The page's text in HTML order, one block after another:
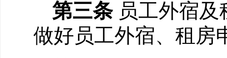
第三条 员工外宿
做好员工外宿、租房